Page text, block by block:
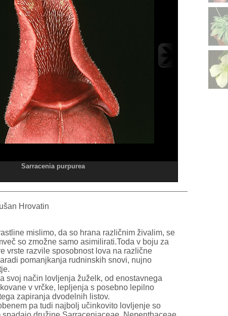
Sarracenia purpurea
Hrovatin
mislimo, da so hrana različnim živalim, se
so zmožne samo asimilirati.Toda v boju za
vrste razvile sposobnost lova na različne
pomanjkanja rudninskih snovi, nujno
svoj način lovljenja žuželk, od enostavnega
v vrčke, lepljenja s posebno lepilno
zapiranja dvodelnih listov.
pa tudi najbolj učinkovito lovljenje so